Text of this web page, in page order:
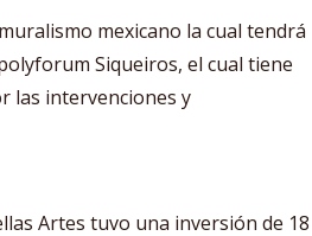
mexicano la cual tendrá
Siqueiros, el cual tiene
las intervenciones y
Artes tuvo una inversión de 18